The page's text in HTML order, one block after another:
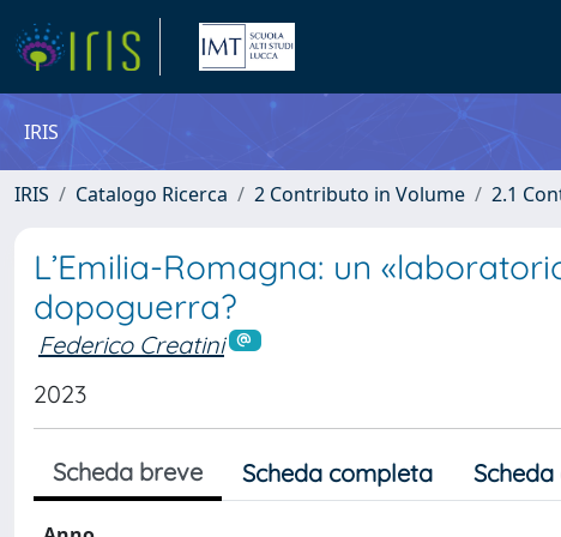
IRIS
IRIS Catalogo Ricerca 2 Contributo in Volume 2.1
L’Emilia-Romagna: un
dopoguerra?
Federico Creatini
2023
Scheda breve Scheda completa